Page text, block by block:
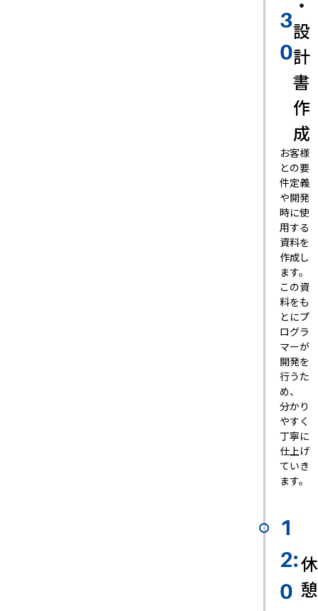
3
0
設
計
書
作
成
お客様
との要
件定義
や開発
時に使
用する
資料を
作成し
ます。
この資
料をも
とにプ
ログラ
マーが
開発を
行うた
め、
分かり
やすく
丁寧に
仕上げ
ていき
ます。
1
2:
0
休
憩